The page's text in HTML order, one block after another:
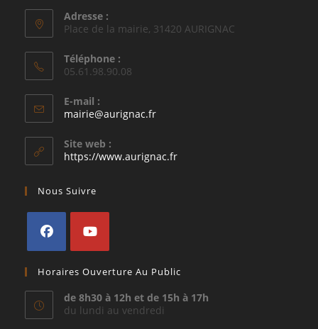
Adresse :
Place de la mairie, 31420 AURIGNAC
Téléphone :
05.61.98.90.08
E-mail :
mairie@aurignac.frS’ouvre
application
Site web :
https://www.aurignac.fr
Nous Suivre
dans
un
nouvel
dans
un
nouvel
Horaires Ouverture Au Public
de 8h30 à 12h et de 15h à 17h
du lundi au vendredi